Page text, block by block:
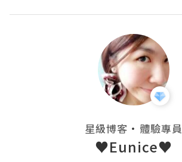
星級博客 ・ 體驗專員
♥Eunice♥